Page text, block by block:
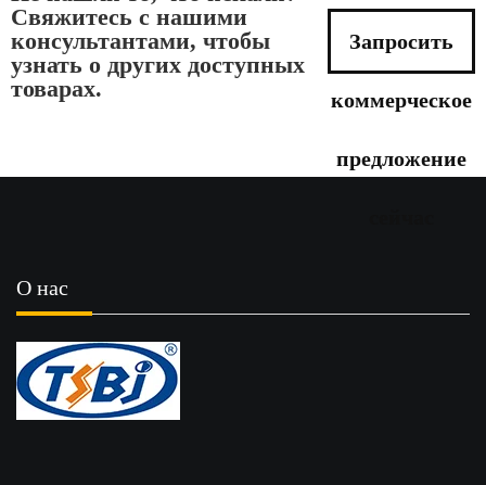
Свяжитесь с нашими
консультантами, чтобы
узнать о других доступных
товарах.
Запросить
коммерческое
предложение
О нас